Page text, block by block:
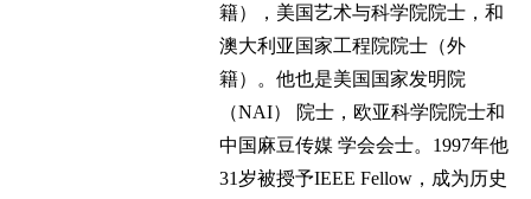
籍），美国艺术与科学院院士，和
澳大利亚国家工程院院士（外
籍）。他也是美国国家发明院
（NAI） 院士，欧亚科学院院士和
中国麻豆传媒 学会会士。1997年他
31岁被授予IEEE Fellow，成为历史